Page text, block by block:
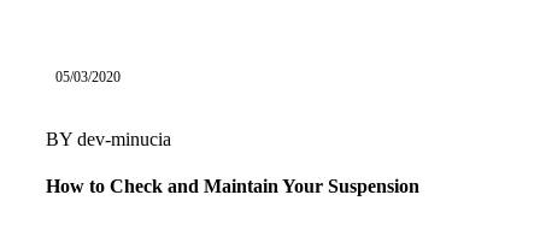
05/03/2020
BY dev-minucia
How to Check and Maintain Your Suspension